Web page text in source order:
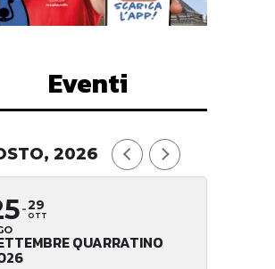
Eventi
2026
29
OTT
QUARRATINO